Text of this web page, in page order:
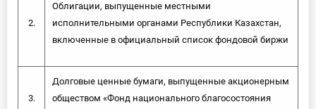
2.
Облигации, выпущенные местными
исполнительными органами Республики Казахстан,
включенные в официальный список фондовой биржи
3.
Долговые ценные бумаги, выпущенные акционерным
обществом «Фонд национального благосостояния